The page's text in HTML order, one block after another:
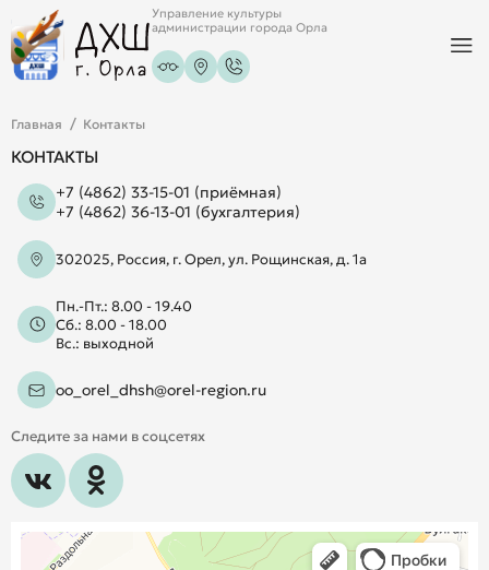
Управление культуры
администрации города Орла
Главная Контакты
КОНТАКТЫ
+7 (4862) 33-15-01 (приёмная)
+7 (4862) 36-13-01 (бухгалтерия)
302025, Россия, г. Орел, ул. Рощинская, д. 1а
Пн.-Пт.: 8.00 - 19.40
Сб.: 8.00 - 18.00
Вс.: выходной
oo_orel_dhsh@orel-region.ru
Следите за нами в соцсетях